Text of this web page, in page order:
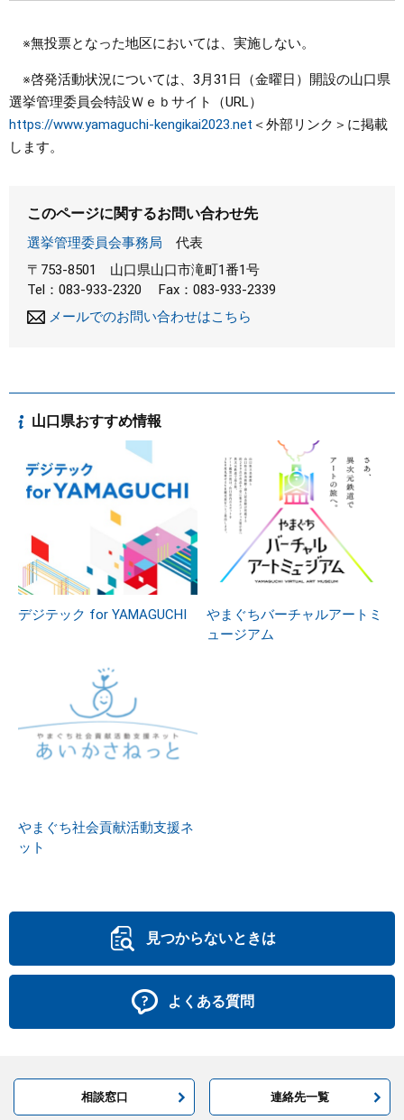
※無投票となった地区においては、実施しない。
※啓発活動状況については、3月31日（金曜日）開設の山口県
選挙管理委員会特設Ｗｅｂサイト（URL）
https://www.yamaguchi-kengikai2023.net ＜外部リンク＞ に掲載
します。
このページに関するお問い合わせ先
選挙管理委員会事務局
代表
〒753-8501
山口県山口市滝町1番1号
Tel：083-933-2320
Fax：083-933-2339
メールでのお問い合わせはこちら
山口県おすすめ情報
デジテック for YAMAGUCHI
やまぐちバーチャルアートミ
ュージアム
やまぐち社会貢献活動支援ネ
ット
見つからないときは
よくある質問
相談窓口 連絡先一覧